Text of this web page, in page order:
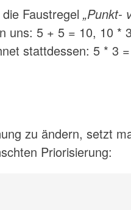
die Faustregel„Punkt-
uns: 5 + 5 = 10, 10 *
stattdessen: 5 * 3
zu ändern, setzt
Priorisierung: